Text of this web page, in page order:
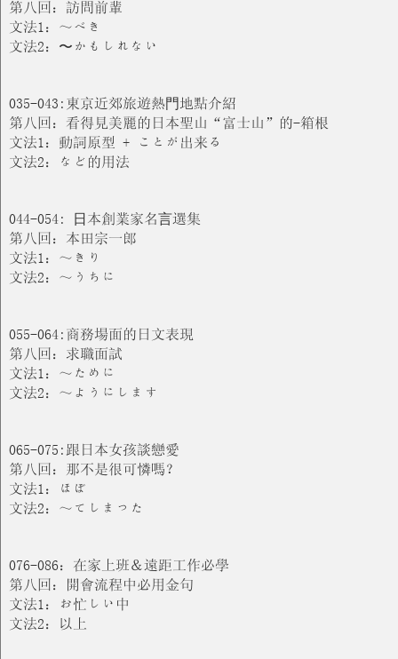
第八回：訪問前輩
文法1：～べき
文法2：〜かもしれない
035-043:東京近郊旅遊熱⾨地點介紹
第八回：看得見美麗的日本聖山“富士山”的-箱根
文法1：動詞原型 + ことが出来る
文法2：など的用法
044-054: ⽇本創業家名⾔選集
第八回：本田宗一郎
文法1：～きり
文法2：～うちに
055-064:商務場面的日文表現
第八回：求職面試
文法1：～ために
文法2：～ようにします
065-075:跟日本女孩談戀愛
第八回：那不是很可憐嗎？
文法1：ほぼ
文法2：～てしまった
076-086：在家上班＆遠距工作必學
第八回：開會流程中必用金句
文法1：お忙しい中
文法2：以上